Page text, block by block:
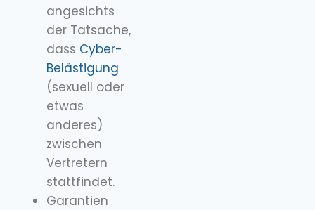
angesichts
der Tatsache,
dass Cyber-
Belästigung
(sexuell oder
etwas
anderes)
zwischen
Vertretern
stattfindet.
Garantien